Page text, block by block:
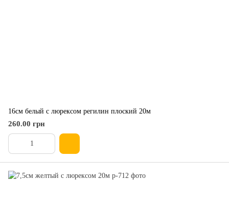
16см белый с люрексом регилин плоский 20м
260.00 грн